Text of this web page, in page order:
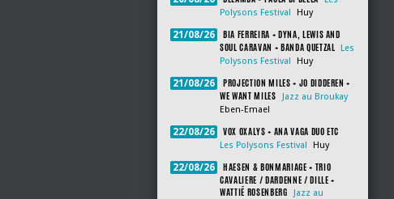
Polysons Festival
Huy
21/08/26
BIA FERREIRA + DYNA, LEWIS AND
SOUL CARAVAN + BANDA QUETZAL
Les
Polysons Festival
Huy
21/08/26
PROJECTION MILES + JO DIDDEREN +
WE WANT MILES
Jazz au Broukay
Eben-Emael
22/08/26 VOX OXALYS + ANA VAGA DUO ETC
Les Polysons Festival Huy
22/08/26
HAESEN & BONMARIAGE + TRIO
CAVALIERE / DARDENNE / DILLE +
WATTIÉ ROSENBERG
Jazz au